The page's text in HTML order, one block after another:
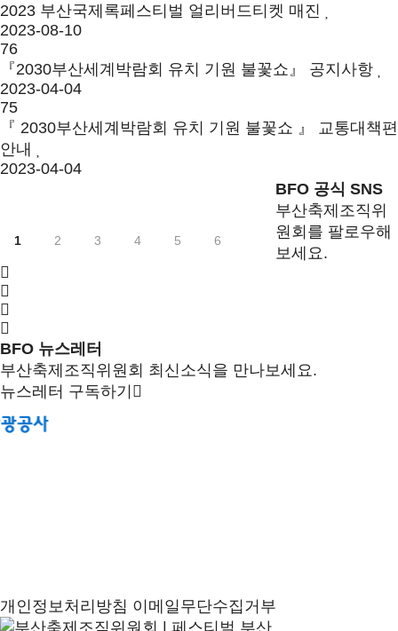
2023 부산국제록페스티벌 얼리버드티켓 매진
2023-08-10
76
『2030부산세계박람회 유치 기원 불꽃쇼』 공지사항
2023-04-04
75
『 2030부산세계박람회 유치 기원 불꽃쇼 』 교통대책편
안내
2023-04-04
1 2 3 4 5 6
BFO 공식 SNS
부산축제조직위
원회를 팔로우해
보세요.
BFO 뉴스레터
부산축제조직위원회 최신소식을 만나보세요.
뉴스레터 구독하기
개인정보처리방침 이메일무단수집거부